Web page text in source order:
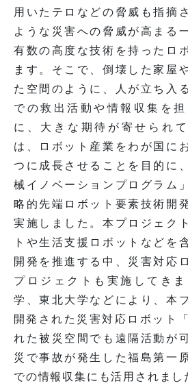
用いたテロなどの脅威も指摘
ような災害への脅威が高まる
有数の高度な技術を持ったロ
ます。そこで、倒壊した家屋
た空間のように、人が立ち入
での救出活動や情報収集を
に、大きな期待が寄せられ
は、ロボット産業をわが国に
つに成長させることを目的に
械イノベーションプログラム
略的先端ロボット要素技術開
実施しました。本プロジェク
トや生活支援ロボットなどを
開発を推進する中、災害対応
プロジェクトも実施してき
学、東北大学などにより、本
開発された災害対応ロボット
れた被災空間でも遠隔活動が
災で事故が発生した福島第一
での情報収集にも活用されまし